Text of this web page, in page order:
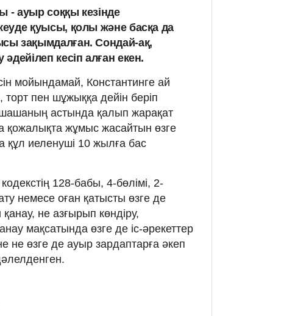
- ауыр соққы кезінде
қуысы, қолы және басқа да
зақымдалған. Сондай-ақ,
кесіп алған екен.
мойындамай, Константинге ай
пен шұжыққа дейін беріп
астында қалып жарақат
жұмыс жасайтын өзге
құл иеленуші 10 жылға бас
128-бабы, 4-бөлімі, 2-
немесе оған қатысты өзге де
не азғырып көндiру,
мақсатында өзге де іс-әрекеттер
не өзге де ауыр зардаптарға әкеп